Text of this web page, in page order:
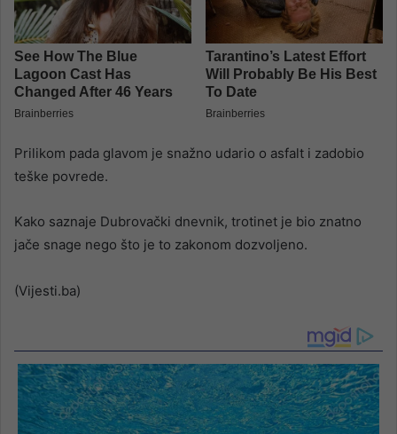
Prilikom pada glavom je snažno udario o asfalt i zadobio
teške povrede.
Kako saznaje Dubrovački dnevnik, trotinet je bio znatno
jače snage nego što je to zakonom dozvoljeno.
(Vijesti.ba)